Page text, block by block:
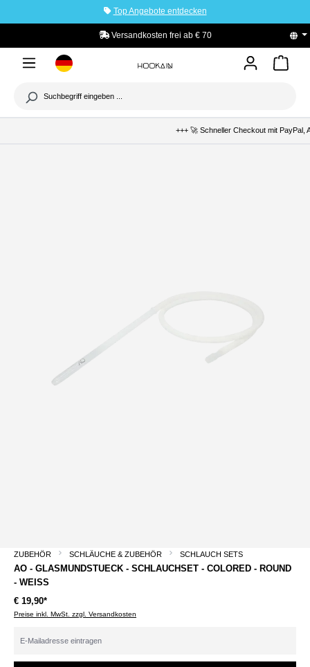
Top Angebote entdecken
Versandkosten frei ab € 70
+++ 🚀 Schneller Checkout mit PayPal,
ZUBEHÖR SCHLÄUCHE & ZUBEHÖR SCHLAUCH SETS
AO - GLASMUNDSTUECK - SCHLAUCHSET - COLORED - ROUND
- WEISS
€ 19,90*
Preise inkl. MwSt. zzgl. Versandkosten